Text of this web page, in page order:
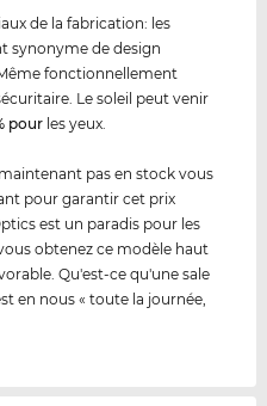
de la fabrication: les
synonyme de design
fonctionnellement
Le soleil peut venir
pour les yeux.
pas en stock vous
pour garantir cet prix
est un paradis pour les
obtenez ce modèle haut
Qu'est-ce qu'une sale
en nous « toute la journée,